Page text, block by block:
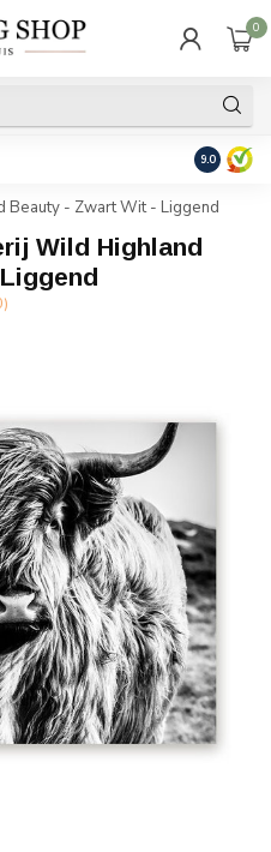
0
Achteraf
9.0
Beauty - Zwart Wit - Liggend
Wild Highland